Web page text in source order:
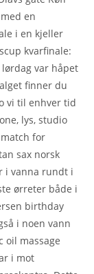
en
i en kjeller
kvarfinale:
lørdag var håpet
finner du
vi til enhver tid
lys, studio
for
sax norsk
i vanna rundt i
ørreter både i
birthday
i noen vann
oil massage
i mot